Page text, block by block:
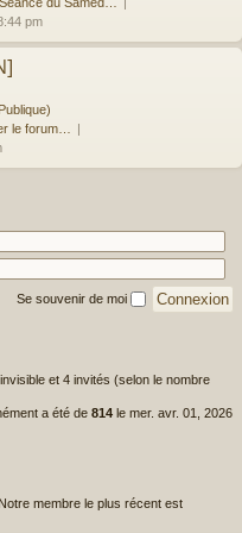
pm
le forum…
Se souvenir de moi
et 4 invités (selon le nombre
a été de 814 le mer. avr. 01, 2026
membre le plus récent est